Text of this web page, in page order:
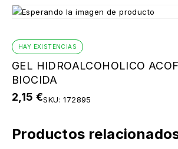
HAY EXISTENCIAS
GEL HIDROALCOHOLICO
BIOCIDA
2,15 €SKU:172895
Productos